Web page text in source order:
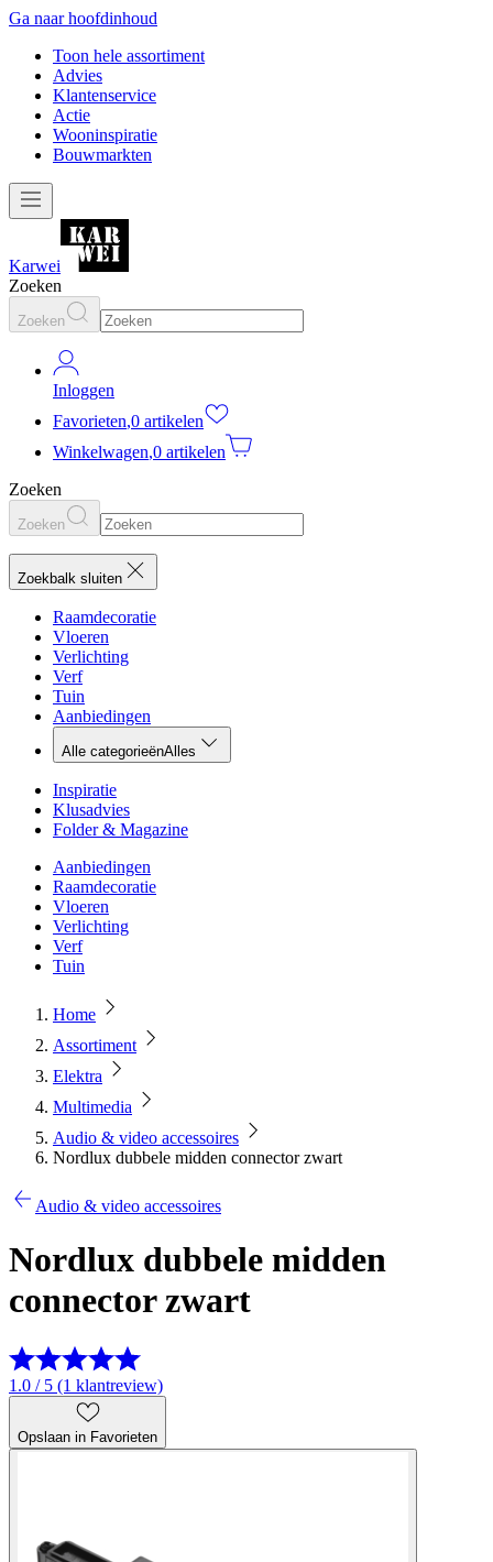
Ga naar hoofdinhoud
Toon hele assortiment
Advies
Klantenservice
Actie
Wooninspiratie
Bouwmarkten
Karwei
Zoeken
Zoeken
Inloggen
Favorieten,0 artikelen
Winkelwagen,0 artikelen
Zoeken
Zoeken
Zoekbalk sluiten
Raamdecoratie
Vloeren
Verlichting
Verf
Tuin
Aanbiedingen
Alle categorieënAlles
Inspiratie
Klusadvies
Folder & Magazine
Aanbiedingen
Raamdecoratie
Vloeren
Verlichting
Verf
Tuin
Home
Assortiment
Elektra
Multimedia
Audio & video accessoires
Nordlux dubbele midden connector zwart
Audio & video accessoires
Nordlux dubbele midden
connector zwart
1.0 / 5 (1 klantreview)
Opslaan in Favorieten